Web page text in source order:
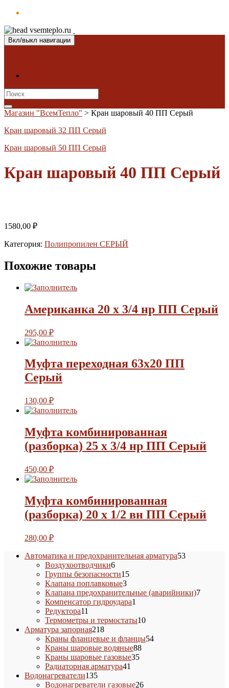
Вкл/выкл навигации
Search
for:
Магазин "ВсемТепло" > Кран шаровый 40 ПП Серый
Кран шаровый 32 ПП Серый
Кран шаровый 50 ПП Серый
Кран шаровый 40 ПП Серый
1580,00 ₽
Категория: Полипропилен СЕРЫЙ
Похожие товары
Американка 20 х 3/4 нр ПП Серый
295,00 ₽
Муфта переходная 63х20 ПП
Серый
130,00 ₽
Муфта комбинированная
(разборка) 25 х 3/4 нр ПП Серый
450,00 ₽
Муфта комбинированная
(разборка) 20 х 1/2 вн ПП Серый
280,00 ₽
Автоматика и предохранительная арматура5353
Воздухоотводчики66
товаров
Группы безопасности1515
Клапана поплавковые33
товара
Клапана предохранительные (аварийники)77
Компенсатор гидроудара1
Редуктора11
товаров
Термометры и термостаты1010
Арматура запорная218218
товаров
Краны фланцевые и фланцы5454
Краны шаровые водяные8888
Краны шаровые газовые3535
Радиаторная арматура41
Водонагреватели135135
товаров
Водонагреватели газовые2626